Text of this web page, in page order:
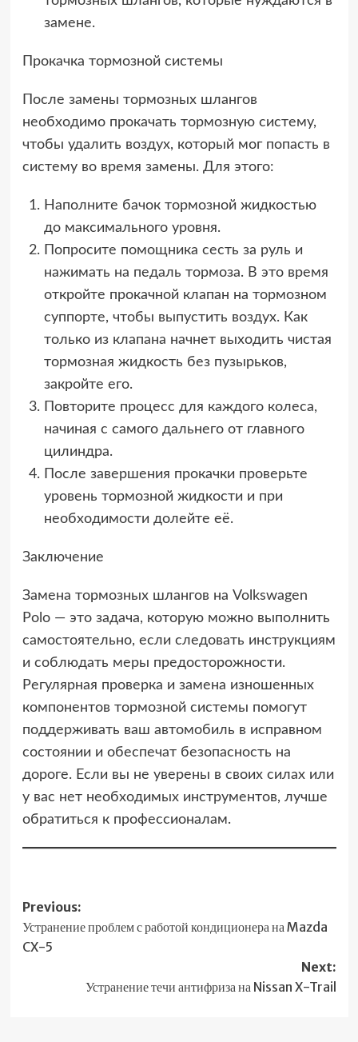
замене.
Прокачка тормозной системы
После замены тормозных шлангов
необходимо прокачать тормозную систему,
чтобы удалить воздух, который мог попасть в
систему во время замены. Для этого:
Наполните бачок тормозной жидкостью
до максимального уровня.
Попросите помощника сесть за руль и
нажимать на педаль тормоза. В это время
откройте прокачной клапан на тормозном
суппорте, чтобы выпустить воздух. Как
только из клапана начнет выходить чистая
тормозная жидкость без пузырьков,
закройте его.
Повторите процесс для каждого колеса,
начиная с самого дальнего от главного
цилиндра.
После завершения прокачки проверьте
уровень тормозной жидкости и при
необходимости долейте её.
Заключение
Замена тормозных шлангов на Volkswagen
Polo — это задача, которую можно выполнить
самостоятельно, если следовать инструкциям
и соблюдать меры предосторожности.
Регулярная проверка и замена изношенных
компонентов тормозной системы помогут
поддерживать ваш автомобиль в исправном
состоянии и обеспечат безопасность на
дороге. Если вы не уверены в своих силах или
у вас нет необходимых инструментов, лучше
обратиться к профессионалам.
Post
navigation
Previous:
Устранение проблем с работой кондиционера на Mazda
CX-5
Next:
Устранение течи антифриза на Nissan X-Trail